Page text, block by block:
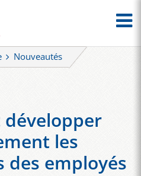
Nouveautés
développer
les
des employés